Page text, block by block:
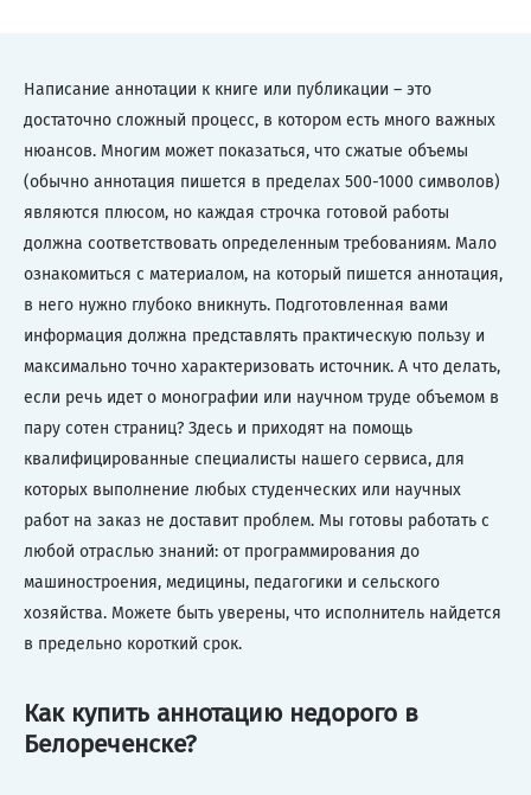
Написание аннотации к книге или публикации – это
достаточно сложный процесс, в котором есть много важных
нюансов. Многим может показаться, что сжатые объемы
(обычно аннотация пишется в пределах 500-1000 символов)
являются плюсом, но каждая строчка готовой работы
должна соответствовать определенным требованиям. Мало
ознакомиться с материалом, на который пишется аннотация,
в него нужно глубоко вникнуть. Подготовленная вами
информация должна представлять практическую пользу и
максимально точно характеризовать источник. А что делать,
если речь идет о монографии или научном труде объемом в
пару сотен страниц? Здесь и приходят на помощь
квалифицированные специалисты нашего сервиса, для
которых выполнение любых студенческих или научных
работ на заказ не доставит проблем. Мы готовы работать с
любой отраслью знаний: от программирования до
машиностроения, медицины, педагогики и сельского
хозяйства. Можете быть уверены, что исполнитель найдется
в предельно короткий срок.
Как купить аннотацию недорого в
Белореченске?